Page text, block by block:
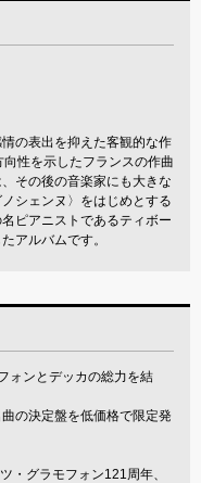
の表出を抑えた客観的な作
性を示したフランスの作曲
その後の音楽家にも大きな
シェンヌ〉をはじめとする
ピアニストであるティボー
アルバムです。
ォンとデッカの総力を結
の決定盤を低価格で限定発
・グラモフォン121周年、